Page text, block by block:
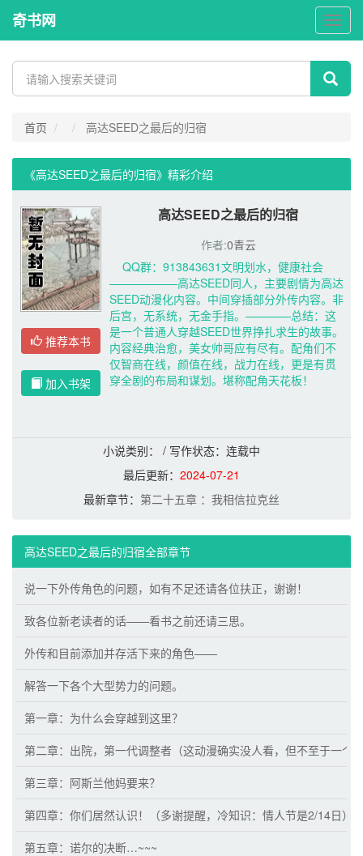
奇
书
奇书网
首页 高达SEED之最后的归宿
《高达SEED之最后的归宿》精彩介绍
推荐本书
加入书架
高达SEED之最后的归宿
作者:0青云
QQ群：913843631文明划水，健康社会
——————高达SEED同人，主要剧情为高达
SEED动漫化内容。中间穿插部分外传内容。非
后宫，无系统，无金手指。————总结：这
是一个普通人穿越SEED世界挣扎求生的故事。
内容经典治愈，美女帅哥应有尽有。配角们不
仅智商在线，颜值在线，战力在线，更是有贯
穿全剧的布局和谋划。堪称配角天花板！
小说类别： / 写作状态： 连载中
最后更新： 2024-07-21
最新章节： 第二十五章 ：我相信拉克丝
高达SEED之最后的归宿全部章节
说一下外传角色的问题，如有不足还请各位扶正，谢谢！
致各位新老读者的话——看书之前还请三思。
外传和目前添加并存活下来的角色——
解答一下各个大型势力的问题。
第一章：为什么会穿越到这里？
第二章：出院，第一代调整者（这动漫确实没人看，但不至于一个
第三章：阿斯兰他妈要来？
第四章：你们居然认识！（多谢提醒，冷知识：情人节是2/14日）
第五章：诺尔的决断…~~~